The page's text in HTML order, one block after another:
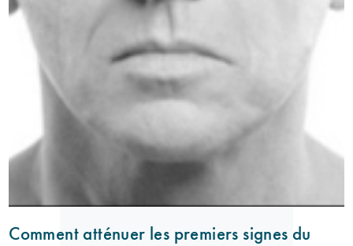
Comment atténuer les premiers signes du